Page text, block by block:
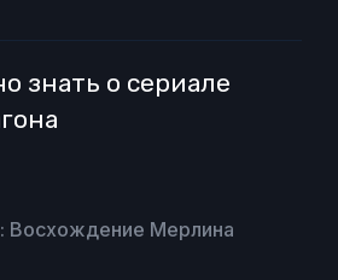
знать о сериале
Восхождение Мерлина